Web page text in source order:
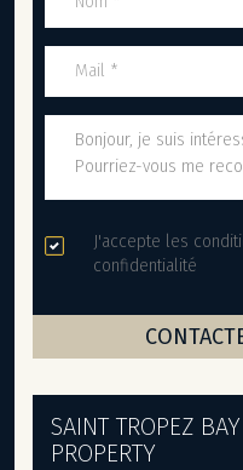
J'accepte les
confidentialité
SAINT TROPEZ BAY
PROPERTY